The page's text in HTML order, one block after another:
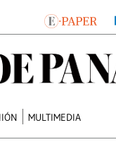
MULTIMEDIA